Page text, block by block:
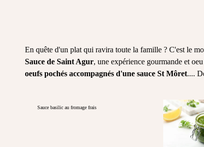
En quête d'un plat qui ravira toute la famille ? C'est le
Sauce de Saint Agur, une expérience gourmande et
oeufs pochés accompagnés d'une sauce St Môret....
Sauce basilic au fromage frais